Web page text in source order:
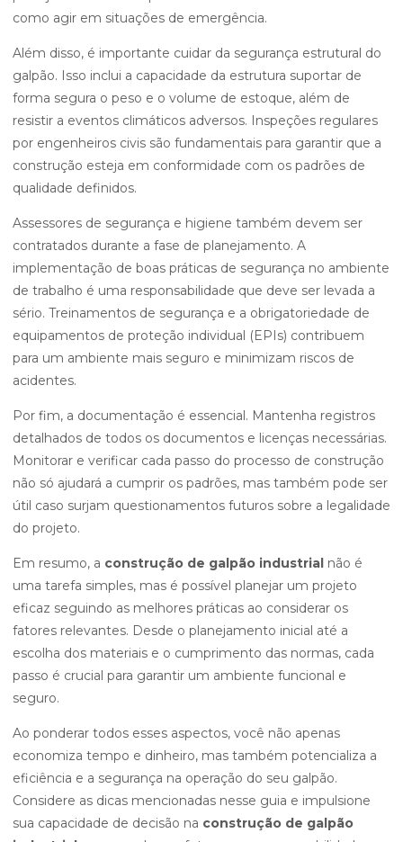
como agir em situações de emergência.
Além disso, é importante cuidar da segurança estrutural do
galpão. Isso inclui a capacidade da estrutura suportar de
forma segura o peso e o volume de estoque, além de
resistir a eventos climáticos adversos. Inspeções regulares
por engenheiros civis são fundamentais para garantir que a
construção esteja em conformidade com os padrões de
qualidade definidos.
Assessores de segurança e higiene também devem ser
contratados durante a fase de planejamento. A
implementação de boas práticas de segurança no ambiente
de trabalho é uma responsabilidade que deve ser levada a
sério. Treinamentos de segurança e a obrigatoriedade de
equipamentos de proteção individual (EPIs) contribuem
para um ambiente mais seguro e minimizam riscos de
acidentes.
Por fim, a documentação é essencial. Mantenha registros
detalhados de todos os documentos e licenças necessárias.
Monitorar e verificar cada passo do processo de construção
não só ajudará a cumprir os padrões, mas também pode ser
útil caso surjam questionamentos futuros sobre a legalidade
do projeto.
Em resumo, a construção de galpão industrial não é
uma tarefa simples, mas é possível planejar um projeto
eficaz seguindo as melhores práticas ao considerar os
fatores relevantes. Desde o planejamento inicial até a
escolha dos materiais e o cumprimento das normas, cada
passo é crucial para garantir um ambiente funcional e
seguro.
Ao ponderar todos esses aspectos, você não apenas
economiza tempo e dinheiro, mas também potencializa a
eficiência e a segurança na operação do seu galpão.
Considere as dicas mencionadas nesse guia e impulsione
sua capacidade de decisão na construção de galpão